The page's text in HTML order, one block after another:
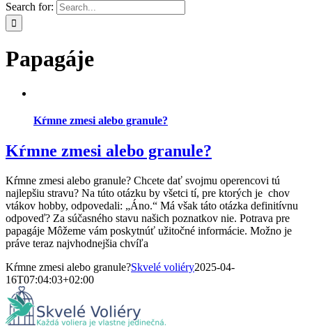
Search for:
Papagáje
Kŕmne zmesi alebo granule?
Kŕmne zmesi alebo granule?
Kŕmne zmesi alebo granule? Chcete dať svojmu operencovi tú
najlepšiu stravu? Na túto otázku by všetci tí, pre ktorých je chov
vtákov hobby, odpovedali: „Áno.“ Má však táto otázka definitívnu
odpoveď? Za súčasného stavu našich poznatkov nie. Potrava pre
papagáje Môžeme vám poskytnúť užitočné informácie. Možno je
práve teraz najvhodnejšia chvíľa
Kŕmne zmesi alebo granule?Skvelé voliéry2025-04-
16T07:04:03+02:00